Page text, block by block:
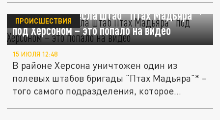
ФАБ-3000 разнесла штаб "Птах Мадьяра"*
под Херсоном – это попало на видео
ПРОИСШЕСТВИЯ
15 ИЮЛЯ 12:48
В районе Херсона уничтожен один из
полевых штабов бригады "Птах Мадьяра"* –
того самого подразделения, которое...
Губернатор Сальдо: Дроны ВСУ уничтожили